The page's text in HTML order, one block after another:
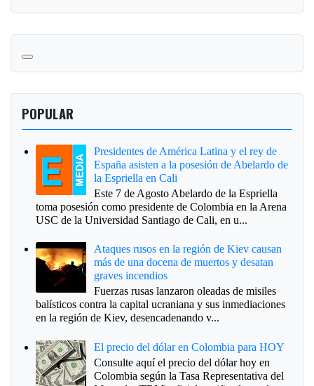
POPULAR
Presidentes de América Latina y el rey de
España asisten a la posesión de Abelardo de
la Espriella en Cali
Este 7 de Agosto Abelardo de la Espriella
toma posesión como presidente de Colombia en la Arena
USC de la Universidad Santiago de Cali, en u...
Ataques rusos en la región de Kiev causan
más de una docena de muertos y desatan
graves incendios
Fuerzas rusas lanzaron oleadas de misiles
balísticos contra la capital ucraniana y sus inmediaciones
en la región de Kiev, desencadenando v...
El precio del dólar en Colombia para HOY
Consulte aquí el precio del dólar hoy en
Colombia según la Tasa Representativa del